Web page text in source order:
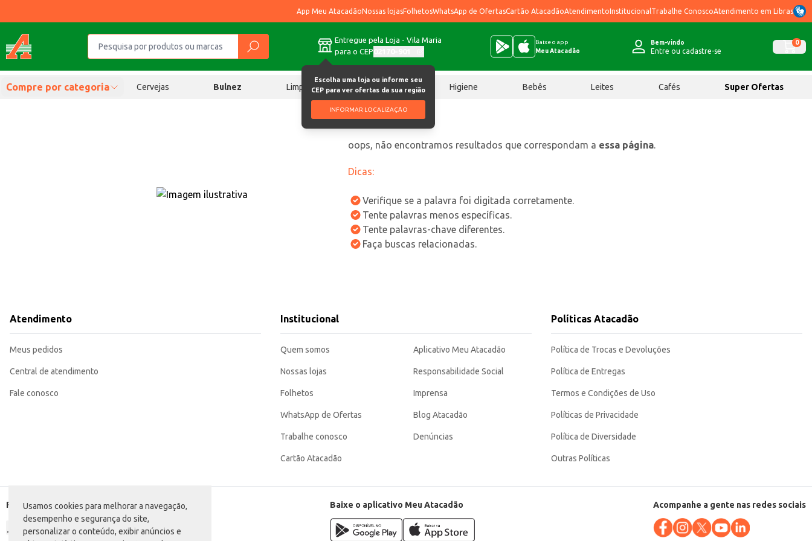
Usamos cookies para melhorar a navegação,
desempenho e segurança do site,
personalizar o conteúdo, exibir anúncios e
App Meu AtacadãoNossas lojasFolhetosWhatsApp de OfertasCartão AtacadãoAtendimentoInstitucional Trabalhe ConoscoAtendimento em Libras
Entregue pela Loja - Vila Maria
para o CEP
Escolha uma loja ou informe seu
CEP para ver ofertas da sua região
INFORMAR LOCALIZAÇÃO
Baixe o app
Meu Atacadão
Bem-vindo
Entre ou cadastre-se
0
Compre por categoria Cervejas Bulnez Limpeza Chocolates Higiene Bebês Leites Cafés Super Ofertas
oops, não encontramos resultados que correspondam a essa página.
Dicas:
Verifique se a palavra foi digitada corretamente.
Tente palavras menos específicas.
Tente palavras-chave diferentes.
Faça buscas relacionadas.
Atendimento
Meus pedidos
Central de atendimento
Fale conosco
Institucional
Quem somos
Nossas lojas
Folhetos
WhatsApp de Ofertas
Trabalhe conosco
Cartão Atacadão
Aplicativo Meu Atacadão
Responsabilidade Social
Imprensa
Blog Atacadão
Denúncias
Políticas Atacadão
Política de Trocas e Devoluções
Política de Entregas
Termos e Condições de Uso
Políticas de Privacidade
Política de Diversidade
Outras Políticas
Formas de pagamento Baixe o aplicativo Meu Atacadão Acompanhe a gente nas redes sociais